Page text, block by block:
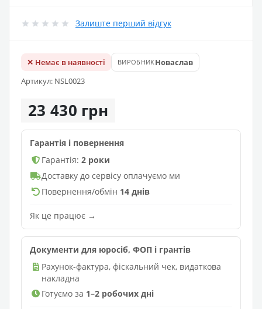
Залиште перший відгук
✕ Немає в наявності ВИРОБНИКНоваслав
Артикул: NSL0023
23 430 грн
Гарантія і повернення
Гарантія: 2 роки
Доставку до сервісу оплачуємо ми
Повернення/обмін 14 днів
Як це працює →
Документи для юросіб, ФОП і грантів
Рахунок-фактура, фіскальний чек, видаткова
накладна
Готуємо за 1–2 робочих дні